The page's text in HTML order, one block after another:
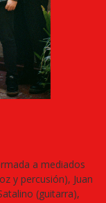
a mediados
y percusión), Juan
(guitarra),